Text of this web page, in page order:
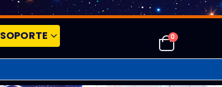
SOPORTE 0